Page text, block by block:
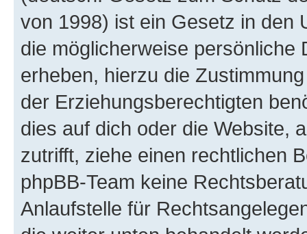
von 1998) ist ein Gesetz in den
die möglicherweise persönliche
erheben, hierzu die
der Erziehungsberechtigten
dies auf dich oder die Website,
zutrifft, ziehe einen rechtlichen
phpBB-Team keine
Anlaufstelle für